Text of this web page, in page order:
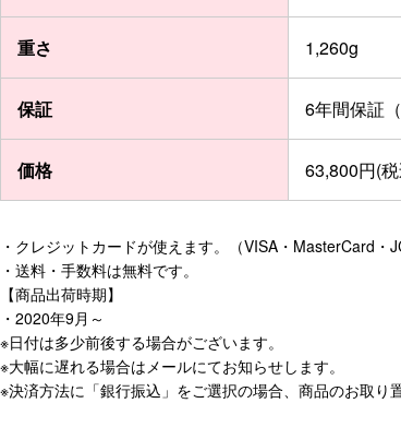
重さ 1,260g
保証 6年間保証
価格 63,800円(
・クレジットカードが使えます。（VISA・MasterCard・
・送料・手数料は無料です。
【商品出荷時期】
・2020年9月～
※日付は多少前後する場合がございます。
※大幅に遅れる場合はメールにてお知らせします。
※決済方法に「銀行振込」をご選択の場合、商品のお取り